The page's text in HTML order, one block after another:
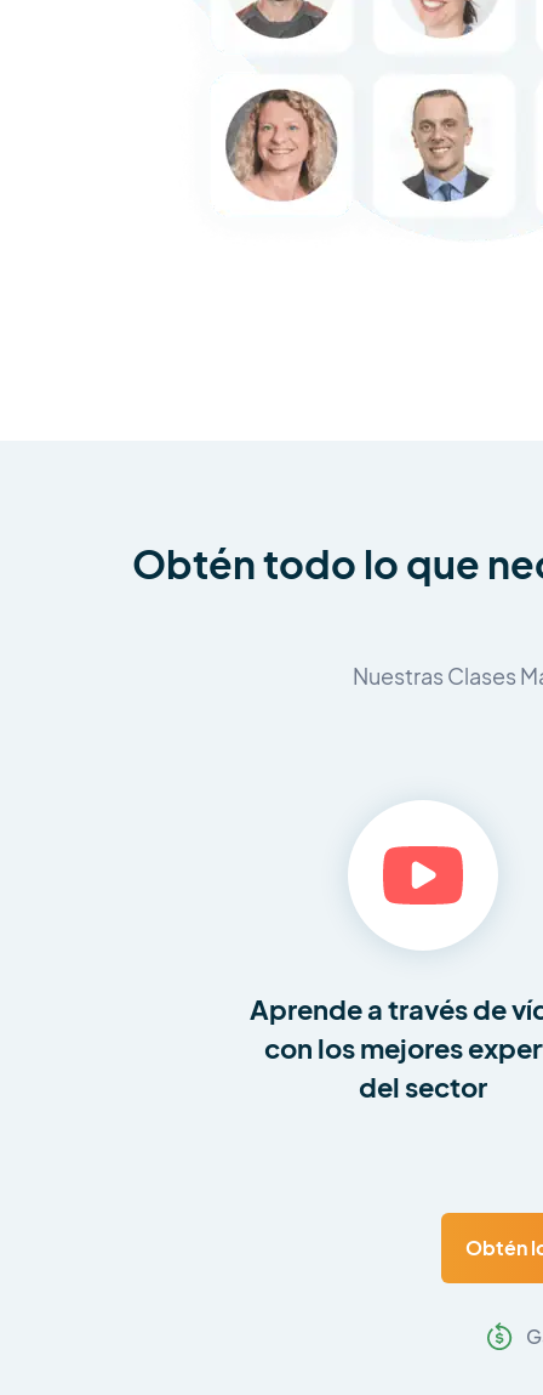
Obtén todo lo que
Nuestras Clases
Aprende a través de
con los mejores
del sector
Obtén